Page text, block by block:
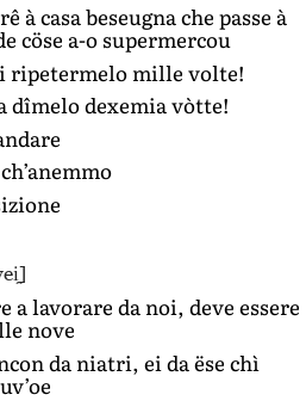
à casa beseugna che passe à
cöse a-o supermercou
ripetermelo mille volte!
dîmelo dexemia vòtte!
a lavorare da noi, deve essere
nove
da niatri, ei da ëse chì